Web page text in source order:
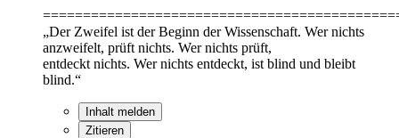
„Der Zweifel ist der Beginn der Wissenschaft. Wer nichts
anzweifelt, prüft nichts. Wer nichts prüft,
entdeckt nichts. Wer nichts entdeckt, ist blind und bleibt
blind.“
Inhalt melden
Zitieren